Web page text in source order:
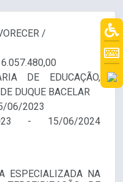
/
6.057.480,00
DE EDUCAÇÃO,
DUQUE BACELAR
06/2023
- 15/06/2024
ESPECIALIZADA NA